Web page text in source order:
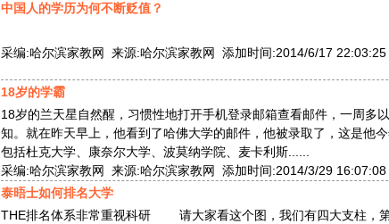
中国人的学历为何不断贬值？
采编:哈尔滨家教网 来源:哈尔滨家教网 添加时间:2014/6/17
18岁的学霸
18岁的兰天星自然醒，习惯性地打开手机登录邮箱查看邮件，一周多
知。就在昨天早上，他看到了哈佛大学的邮件，他被录取了，这是他
包括杜克大学、康奈尔大学、波莫纳学院、麦卡利斯......
采编:哈尔滨家教网 来源:哈尔滨家教网 添加时间:2014/3/29
泰晤士如何排名大学
THE排名体系非常重视科研 请大家看这个图，我们有四大支柱，